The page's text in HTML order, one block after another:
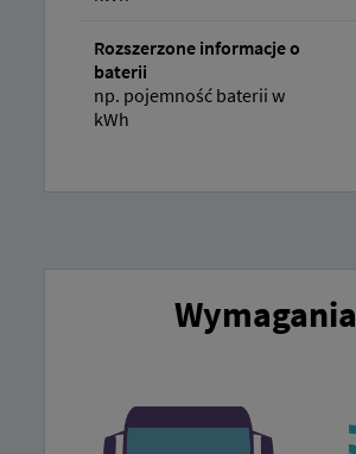
Rozszerzone informacje o
baterii
np. pojemność baterii w
kWh
Wymagania